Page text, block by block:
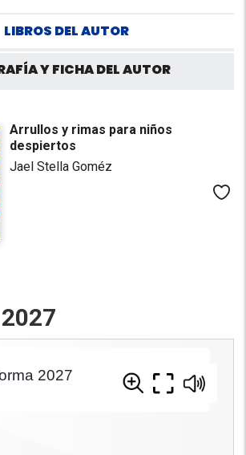
LIBROS DEL AUTOR
Y FICHA DEL AUTOR
Arrullos y rimas para niños
despiertos
Jael Stella Goméz